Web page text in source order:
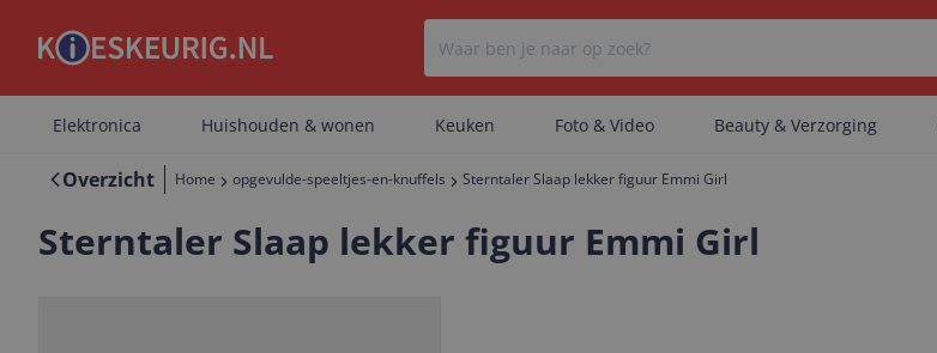
Er zijn geen categorieën gevonden.
Elektronica Huishouden & wonen Keuken Foto & Video Beauty & Verzorging
Overzicht Home opgevulde-speeltjes-en-knuffels Sterntaler Slaap lekker figuur Emmi Girl
Sterntaler Slaap lekker figuur Emmi Girl